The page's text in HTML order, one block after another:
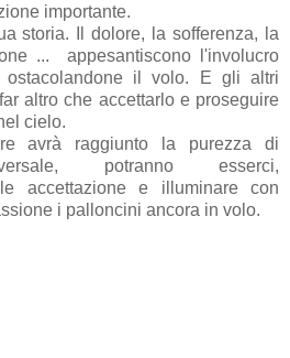
importante.
storia. Il dolore, la sofferenza, la
... appesantiscono l'involucro
ostacolandone il volo. E gli altri
altro che accettarlo e proseguire
cielo.
avrà raggiunto la purezza di
potranno esserci,
accettazione e illuminare con
i palloncini ancora in volo.